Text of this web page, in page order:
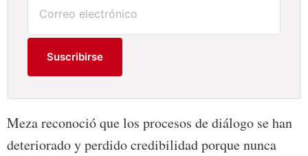
Suscribirse
Meza reconoció que los procesos de diálogo se han
deteriorado y perdido credibilidad porque nunca